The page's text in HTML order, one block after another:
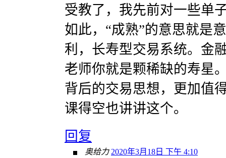
受教了，我先前对一些单
如此，“成熟”的意思就是
利，长寿型交易系统。金
老师你就是颗稀缺的寿星
背后的交易思想，更加值
课得空也讲讲这个。
回复
奥给力 2020年3月18日 下午 4:10